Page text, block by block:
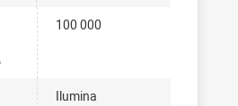
100 000
Ilumina